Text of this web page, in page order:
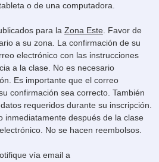
o de una computadora.
para la Zona Este . Favor de
a su zona. La confirmación de su
electrónico con las instrucciones
a la clase. No es necesario
Es importante que el correo
confirmación sea correcto. También
requeridos durante su inscripción.
inmediatamente después de la clase
No se hacen reembolsos.
vía email a